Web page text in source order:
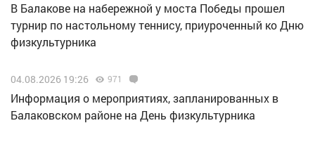
В Балакове на набережной у моста Победы прошел
турнир по настольному теннису, приуроченный ко Дню
физкультурника
04.08.2026 19:26 971
Информация о мероприятиях, запланированных в
Балаковском районе на День физкультурника